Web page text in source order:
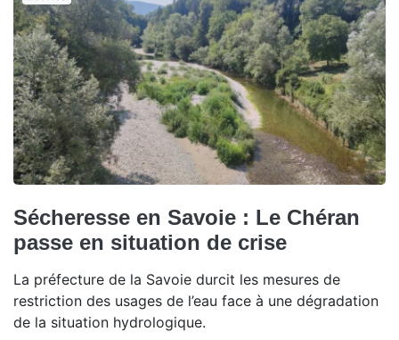
Sécheresse en Savoie : Le Chéran
passe en situation de crise
La préfecture de la Savoie durcit les mesures de
restriction des usages de l’eau face à une dégradation
de la situation hydrologique.